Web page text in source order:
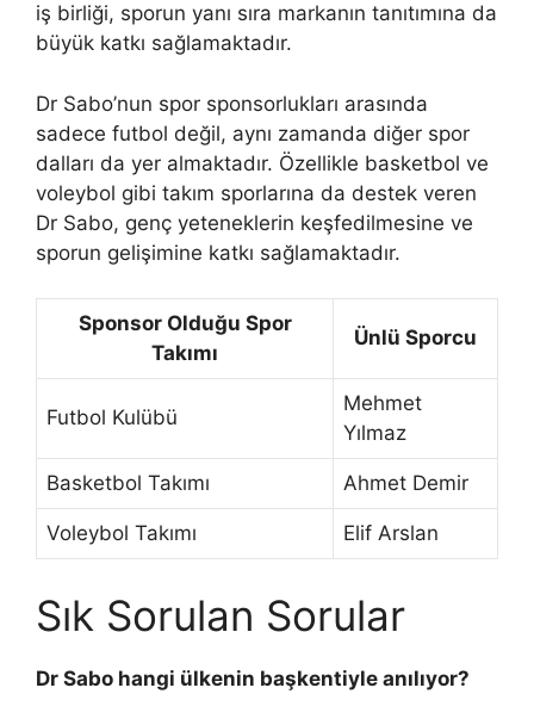
iş birliği, sporun yanı sıra markanın tanıtımına da
büyük katkı sağlamaktadır.
Dr Sabo’nun spor sponsorlukları arasında
sadece futbol değil, aynı zamanda diğer spor
dalları da yer almaktadır. Özellikle basketbol ve
voleybol gibi takım sporlarına da destek veren
Dr Sabo, genç yeteneklerin keşfedilmesine ve
sporun gelişimine katkı sağlamaktadır.
Sponsor Olduğu Spor
Takımı
Ünlü Sporcu
Futbol Kulübü
Mehmet
Yılmaz
Basketbol Takımı Ahmet Demir
Voleybol Takımı Elif Arslan
Sık Sorulan Sorular
Dr Sabo hangi ülkenin başkentiyle anılıyor?